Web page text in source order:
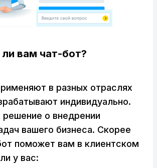
вам чат-бот?
в разных отраслях
индивидуально.
решение о внедрении
вашего бизнеса. Скорее
поможет вам в клиентском
у вас: